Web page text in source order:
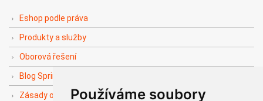
Používáme soubory
Eshop podle práva
Produkty a služby
Oborová řešení
Blog Sprinx The Doers
Zásady ochrany soukromí